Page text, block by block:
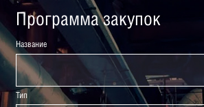
Программа закупок
Название
Тип